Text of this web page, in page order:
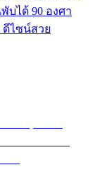
บได้ 90 องศา
ดีไซน์สวย